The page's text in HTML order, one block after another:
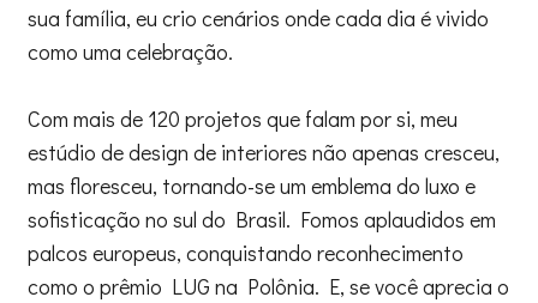
sua família, eu crio cenários onde cada dia é vivido
como uma celebração.
Com mais de 120 projetos que falam por si, meu
estúdio de design de interiores não apenas cresceu,
mas floresceu, tornando-se um emblema do luxo e
sofisticação no sul do Brasil. Fomos aplaudidos em
palcos europeus, conquistando reconhecimento
como o prêmio LUG na Polônia. E, se você aprecia o